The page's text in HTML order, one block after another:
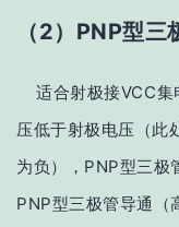
（2）PNP型三
适合射极接VCC集
压低于射极电压（此
为负），PNP型三极
PNP型三极管导通（